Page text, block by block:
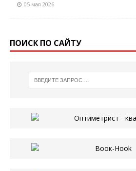
05 мая 2026
ПОИСК ПО САЙТУ